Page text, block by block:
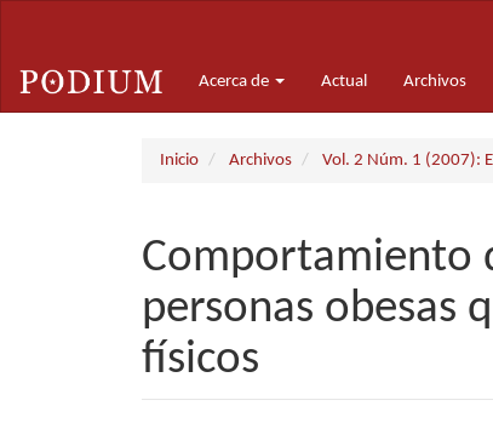
principal
Barra
Acerca de Actual Archivos
Inicio Archivos Vol. 2 Núm. 1 (2007):
Comportamiento
personas obesas
físicos